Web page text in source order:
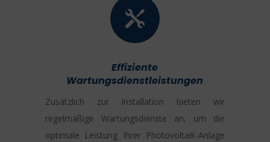

Effiziente
Wartungsdienstleistungen
Zusätzlich zur Installation bieten wir
regelmäßige Wartungsdienste an, um die
optimale Leistung Ihrer Photovoltaik-Anlage